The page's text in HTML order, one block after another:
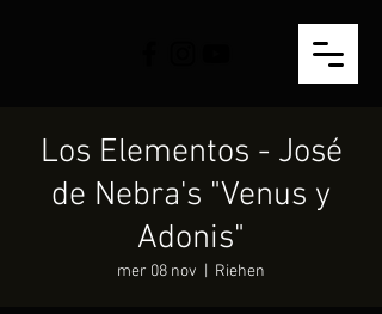
Los Elementos - José
de Nebra's "Venus y
Adonis"
mer 08 nov Riehen